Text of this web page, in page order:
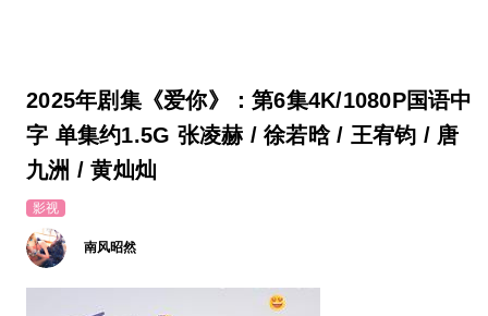
2025年剧集《爱你》：第6集4K/1080P国语中
字 单集约1.5G 张凌赫 / 徐若晗 / 王宥钧 / 唐
九洲 / 黄灿灿
影视
南风昭然